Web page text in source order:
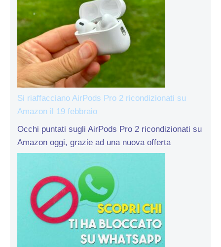
Si riaffacciano AirPods Pro 2 ricondizionati su
Amazon il 19 febbraio
Occhi puntati sugli AirPods Pro 2 ricondizionati su
Amazon oggi, grazie ad una nuova offerta